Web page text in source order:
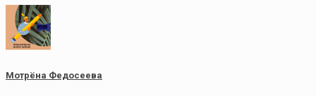
Мотрёна Федосеева